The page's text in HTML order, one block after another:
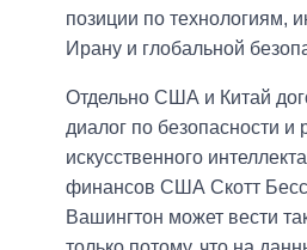
позиции по технологиям,
Ирану и глобальной
Отдельно США и Китай
диалог по безопасности и
искусственного
финансов США Скотт
Вашингтон может вести